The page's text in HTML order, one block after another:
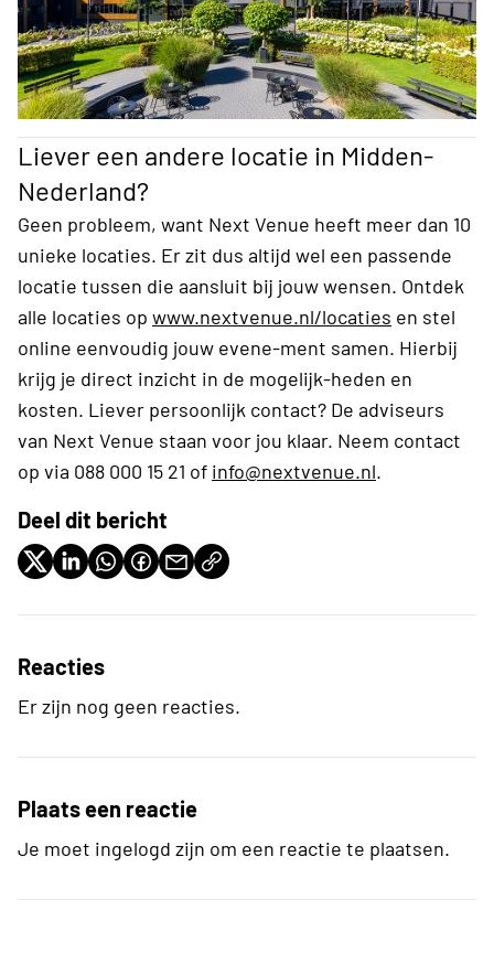
Liever een andere locatie in Midden-
Nederland?
Geen probleem, want Next Venue heeft meer dan 10
unieke locaties. Er zit dus altijd wel een passende
locatie tussen die aansluit bij jouw wensen. Ontdek
alle locaties op www.nextvenue.nl/locaties en stel
online eenvoudig jouw evene-ment samen. Hierbij
krijg je direct inzicht in de mogelijk-heden en
kosten. Liever persoonlijk contact? De adviseurs
van Next Venue staan voor jou klaar. Neem contact
op via 088 000 15 21 of info@nextvenue.nl.
Deel dit bericht
Reacties
Er zijn nog geen reacties.
Plaats een reactie
Je moet ingelogd zijn om een reactie te plaatsen.